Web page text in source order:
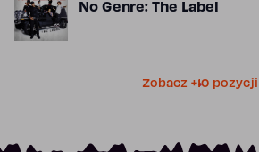
No Genre: The Label
Zobacz +10 pozycji